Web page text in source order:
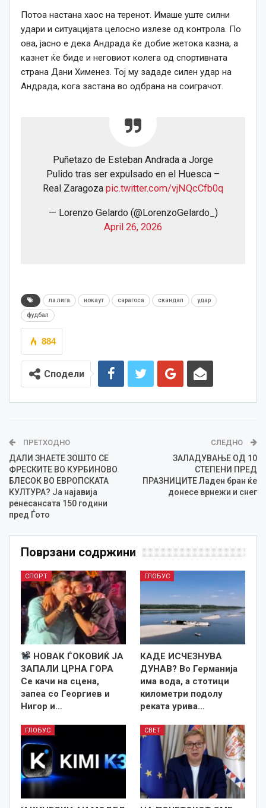
Потоа настана хаос на теренот. Имаше уште силни
удари и ситуацијата целосно излезе од контрола. По
ова, јасно е дека Андрада ќе добие жетока казна, а
казнет ќе биде и неговиот колега од спортивната
страна Дани Хименез. Тој му зададе силен удар на
Андрада, кога застана во одбрана на соиграчот.
Puñetazo de Esteban Andrada a Jorge
Pulido tras ser expulsado en el Huesca –
Real Zaragoza pic.twitter.com/vjNQcCfb0q
— Lorenzo Gelardo (@LorenzoGelardo_)
April 26, 2026
ла лига нокаут сарагоса скандал удар
фудбал
884
Сподели
ПРЕТХОДНО
ДАЛИ ЗНАЕТЕ ЗОШТО СЕ
ФРЕСКИТЕ ВО КУРБИНОВО
БЛЕСОК ВО ЕВРОПСКАТА
КУЛТУРА? Ја најавија
ренесансата 150 години
пред Ѓото
СЛЕДНО
ЗАЛАДУВАЊЕ ОД 10
СТЕПЕНИ ПРЕД
ПРАЗНИЦИТЕ Ладен бран ќе
донесе врнежи и снег
Поврзани содржини
СПОРТ
НОВАК ЃОКОВИЌ ЈА
ЗАПАЛИ ЦРНА ГОРА
Се качи на сцена,
запеа со Георгиев и
Нигор и…
ГЛОБУС
КАДЕ ИСЧЕЗНУВА
ДУНАВ? Во Германија
има вода, а стотици
километри подолу
реката урива…
ГЛОБУС СВЕТ